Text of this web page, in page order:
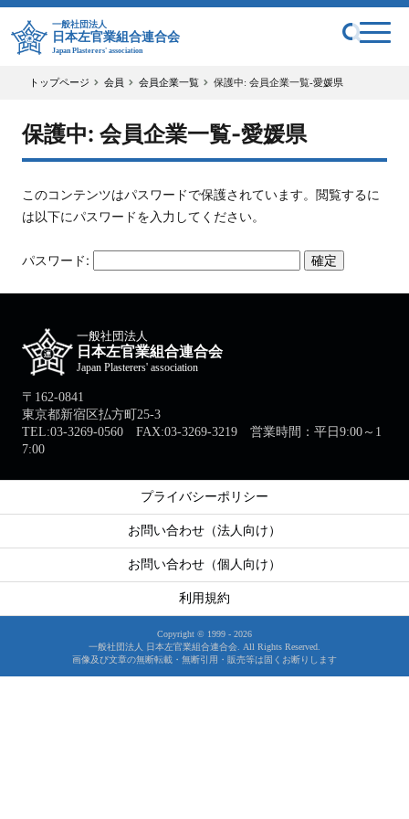
一般社団法人
日本左官業組合連合会
Japan Plasterers' association
トップページ 会員 会員企業一覧 保護中: 会員企業一覧-愛媛県
保護中: 会員企業一覧-愛媛県
このコンテンツはパスワードで保護されています。閲覧するに
は以下にパスワードを入力してください。
パスワード:
一般社団法人
日本左官業組合連合会
Japan Plasterers' association
〒162-0841
東京都新宿区払方町25-3
TEL:03-3269-0560 FAX:03-3269-3219 営業時間：平日9:00～1
7:00
プライバシーポリシー
お問い合わせ（法人向け）
お問い合わせ（個人向け）
利用規約
Copyright © 1999 - 2026
一般社団法人 日本左官業組合連合会. All Rights Reserved.
画像及び文章の無断転載・無断引用・販売等は固くお断りします